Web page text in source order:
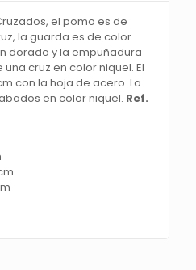
el pomo es de
la guarda es de color
dorado y la empuñadura
cruz en color niquel. El
con la hoja de acero. La
en color niquel. Ref.